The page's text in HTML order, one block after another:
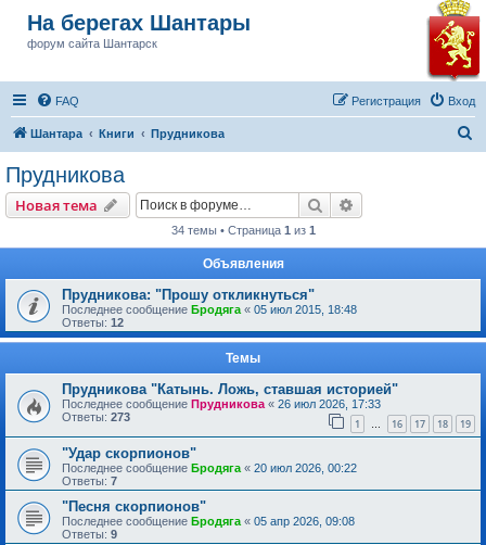
На берегах Шантары
форум сайта Шантарск
FAQ Вход
Регистрация
Шантара Книги Прудникова
Прудникова
Новая тема Поиск
34 темы • Страница 1 из 1
Объявления
Прудникова: "Прошу откликнуться"
Последнее сообщение Бродяга « 05 июл 2015, 18:48
Ответы: 12
Темы
Прудникова "Катынь. Ложь, ставшая историей"
Последнее сообщение Прудникова « 26 июл 2026, 17:33
Ответы: 273 1 … 16 17 18 19
"Удар скорпионов"
Последнее сообщение Бродяга « 20 июл 2026, 00:22
Ответы: 7
"Песня скорпионов"
Последнее сообщение Бродяга « 05 апр 2026, 09:08
Ответы: 9